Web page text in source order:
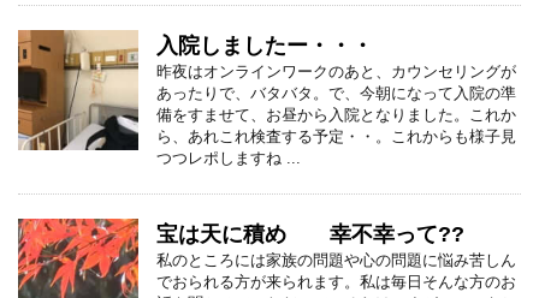
入院しましたー・・・
昨夜はオンラインワークのあと、カウンセリングが
あったりで、バタバタ。で、今朝になって入院の準
備をすませて、お昼から入院となりました。これか
ら、あれこれ検査する予定・・。これからも様子見
つつレポしますね ...
宝は天に積め 幸不幸って??
私のところには家族の問題や心の問題に悩み苦しん
でおられる方が来られます。私は毎日そんな方のお